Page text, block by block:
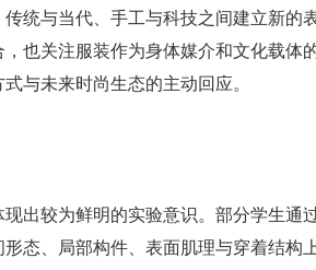
统与当代、手工与科技之间建立新的
也关注服装作为身体媒介和文化载体
与未来时尚生态的主动回应。
出较为鲜明的实验意识。部分学生通
态、局部构件、表面肌理与穿着结构